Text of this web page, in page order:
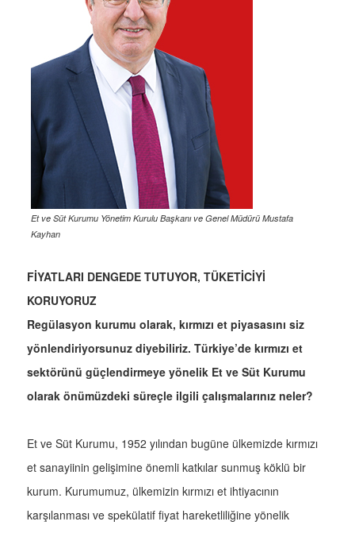
Et ve Süt Kurumu Yönetim Kurulu Başkanı ve Genel Müdürü Mustafa
Kayhan
FİYATLARI DENGEDE TUTUYOR, TÜKETİCİYİ
KORUYORUZ
Regülasyon kurumu olarak, kırmızı et piyasasını siz
yönlendiriyorsunuz diyebiliriz. Türkiye’de kırmızı et
sektörünü güçlendirmeye yönelik Et ve Süt Kurumu
olarak önümüzdeki süreçle ilgili çalışmalarınız neler?
Et ve Süt Kurumu, 1952 yılından bugüne ülkemizde kırmızı
et sanayiinin gelişimine önemli katkılar sunmuş köklü bir
kurum. Kurumumuz, ülkemizin kırmızı et ihtiyacının
karşılanması ve spekülatif fiyat hareketliliğine yönelik